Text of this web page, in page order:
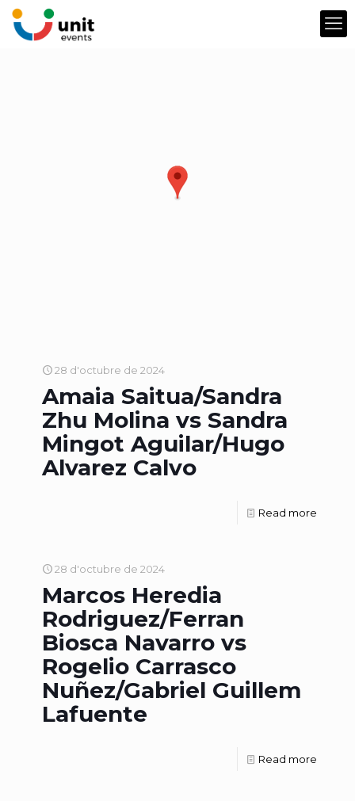
28 d'octubre de 2024
Amaia Saitua/Sandra
Zhu Molina vs Sandra
Mingot Aguilar/Hugo
Alvarez Calvo
Read more
28 d'octubre de 2024
Marcos Heredia
Rodriguez/Ferran
Biosca Navarro vs
Rogelio Carrasco
Nuñez/Gabriel Guillem
Lafuente
Read more